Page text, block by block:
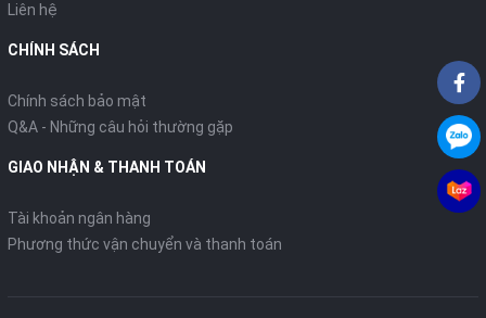
Liên hệ
CHÍNH SÁCH
Chính sách bảo mật
Q&A - Những câu hỏi thường gặp
GIAO NHẬN & THANH TOÁN
Tài khoản ngân hàng
Phương thức vận chuyển và thanh toán